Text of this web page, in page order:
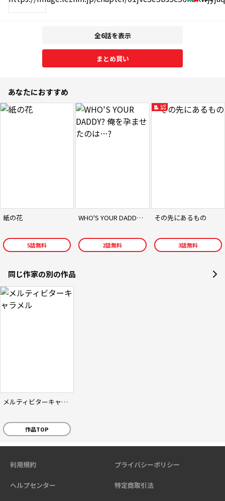
全6話を表示
まとめ買い
あなたにおすすめ
紙の花
5話無料
WHO'S YOUR DADDY? 俺を孕ませたのは…?
2話無料
その先にあるもの
3話無料
同じ作家の別の作品
メルティビターキャラメル
作品TOP
利用規約 プライバシーポリシー
ヘルプセンター 特定商取引法